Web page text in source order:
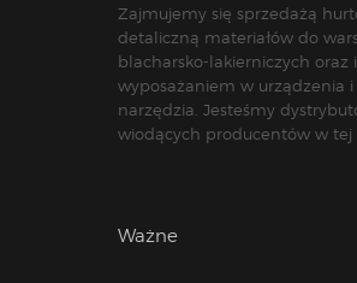
Zajmujemy się sprzedażą
detaliczną materiałów do
blacharsko-lakierniczych oraz
wyposażaniem w urządzenia i
narzędzia. Jesteśmy
wiodących producentów w tej
Ważne